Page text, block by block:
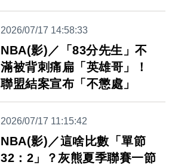
2026/07/17 14:58:33
NBA(影)／「83分先生」不
滿被背刺痛扁「英雄哥」！
聯盟結案宣布「不懲處」
2026/07/17 11:15:42
NBA(影)／這啥比數「單節
32：2」？灰熊夏季聯賽一節